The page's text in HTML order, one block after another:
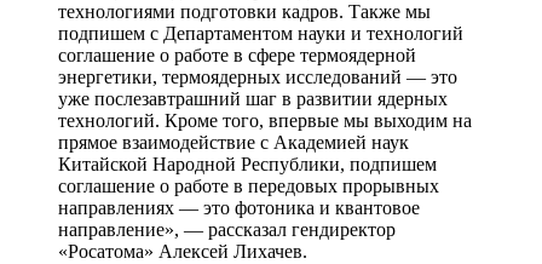
технологиями подготовки кадров. Также мы
подпишем с Департаментом науки и технологий
соглашение о работе в сфере термоядерной
энергетики, термоядерных исследований — это
уже послезавтрашний шаг в развитии ядерных
технологий. Кроме того, впервые мы выходим на
прямое взаимодействие с Академией наук
Китайской Народной Республики, подпишем
соглашение о работе в передовых прорывных
направлениях — это фотоника и квантовое
направление», — рассказал гендиректор
«Росатома» Алексей Лихачев.